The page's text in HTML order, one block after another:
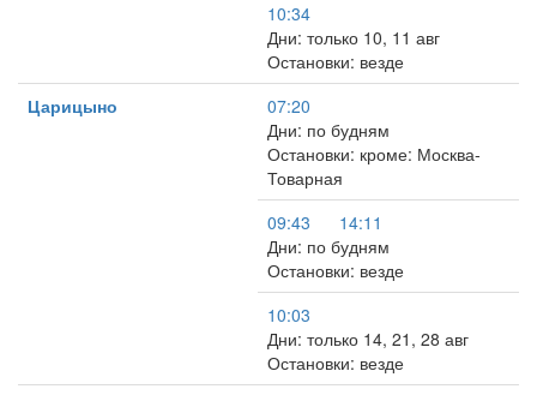
10:34
Дни: только 10, 11 авг
Остановки: везде
Царицыно
07:20
Дни: по будням
Остановки: кроме: Москва-
Товарная
09:43
14:11
Дни: по будням
Остановки: везде
10:03
Дни: только 14, 21, 28 авг
Остановки: везде